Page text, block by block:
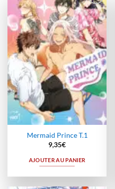
Ajouter
à la
wishlist
Mermaid Prince T.1
9,35€
AJOUTER AU PANIER